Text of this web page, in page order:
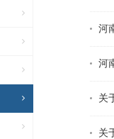
河
河
关
关